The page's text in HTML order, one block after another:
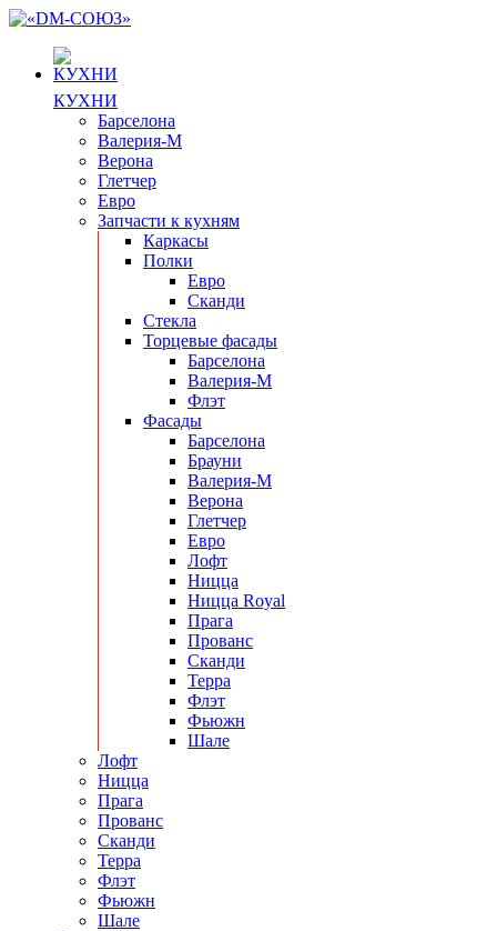
КУХНИ
Барселона
Валерия-М
Верона
Глетчер
Евро
Запчасти к кухням
Каркасы
Полки
Евро
Сканди
Стекла
Торцевые фасады
Барселона
Валерия-М
Флэт
Фасады
Барселона
Брауни
Валерия-М
Верона
Глетчер
Евро
Лофт
Ницца
Ницца Royal
Прага
Прованс
Сканди
Терра
Флэт
Фьюжн
Шале
Лофт
Ницца
Прага
Прованс
Сканди
Терра
Флэт
Фьюжн
Шале